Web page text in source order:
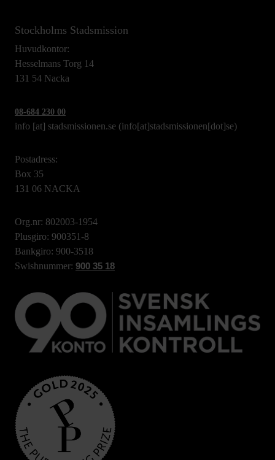
Stockholms Stadsmission
Huvudkontor:
Hesselmans Torg 14
131 54 Nacka
08-684 230 00
info [at] stadsmissionen.se (info[at]stadsmissionen[dot]se)
Postadress:
Box 35
131 06 NACKA
Org.nr: 802003-1954
Plusgiro: 900351-8
Bankgiro: 900-3518
Swishnummer: 900 35 18